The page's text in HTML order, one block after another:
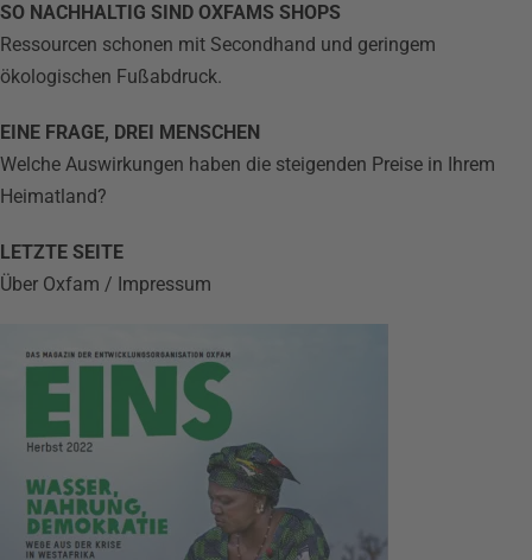
SO NACHHALTIG SIND OXFAMS SHOPS
Ressourcen schonen mit Secondhand und geringem
ökologischen Fußabdruck.
EINE FRAGE, DREI MENSCHEN
Welche Auswirkungen haben die steigenden Preise in Ihrem
Heimatland?
LETZTE SEITE
Über Oxfam / Impressum